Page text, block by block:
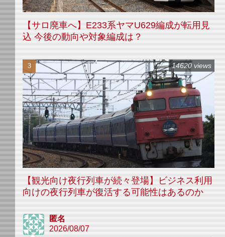
【サロ廃車へ】E233系ヤマU629編成が転用見
込 今後の動向や対象編成は？
【観光向け夜行列車が続々登場】ビジネス利用
向けの夜行列車が復活する可能性はあるのか
14620 views
匿名
2026/08/07